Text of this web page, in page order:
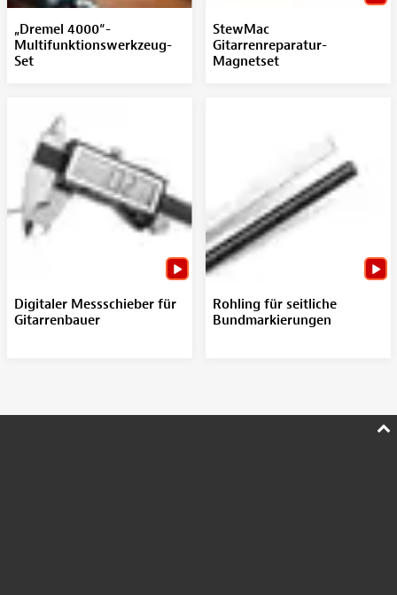
„Dremel 4000“-
Multifunktionswerkzeug-
Set
StewMac
Gitarrenreparatur-
Magnetset
Digitaler Messschieber für
Gitarrenbauer
Rohling für seitliche
Bundmarkierungen